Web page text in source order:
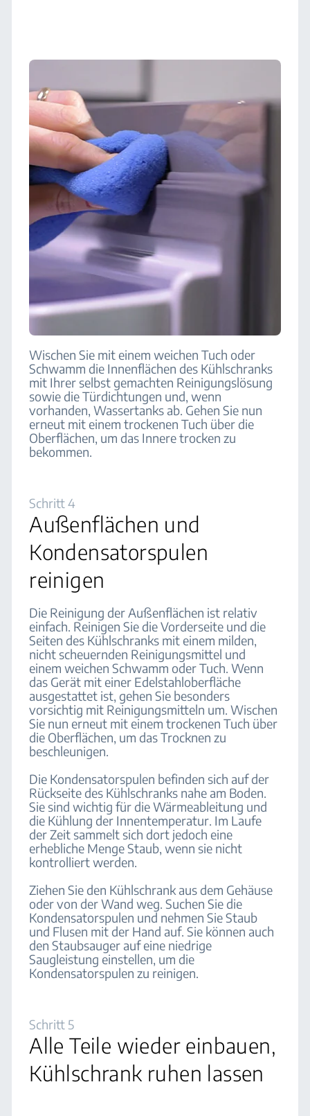
Wischen Sie mit einem weichen Tuch oder
Schwamm die Innenflächen des Kühlschranks
mit Ihrer selbst gemachten Reinigungslösung
sowie die Türdichtungen und, wenn
vorhanden, Wassertanks ab. Gehen Sie nun
erneut mit einem trockenen Tuch über die
Oberflächen, um das Innere trocken zu
bekommen.
Schritt 4
Außenflächen und
Kondensatorspulen
reinigen
Die Reinigung der Außenflächen ist relativ
einfach. Reinigen Sie die Vorderseite und die
Seiten des Kühlschranks mit einem milden,
nicht scheuernden Reinigungsmittel und
einem weichen Schwamm oder Tuch. Wenn
das Gerät mit einer Edelstahloberfläche
ausgestattet ist, gehen Sie besonders
vorsichtig mit Reinigungsmitteln um. Wischen
Sie nun erneut mit einem trockenen Tuch über
die Oberflächen, um das Trocknen zu
beschleunigen.
Die Kondensatorspulen befinden sich auf der
Rückseite des Kühlschranks nahe am Boden.
Sie sind wichtig für die Wärmeableitung und
die Kühlung der Innentemperatur. Im Laufe
der Zeit sammelt sich dort jedoch eine
erhebliche Menge Staub, wenn sie nicht
kontrolliert werden.
Ziehen Sie den Kühlschrank aus dem Gehäuse
oder von der Wand weg. Suchen Sie die
Kondensatorspulen und nehmen Sie Staub
und Flusen mit der Hand auf. Sie können auch
den Staubsauger auf eine niedrige
Saugleistung einstellen, um die
Kondensatorspulen zu reinigen.
Schritt 5
Alle Teile wieder einbauen,
Kühlschrank ruhen lassen